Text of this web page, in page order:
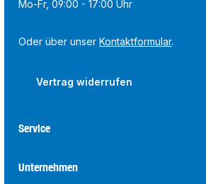
Mo-Fr, 09:00 - 17:00 Uhr
Oder über unserKontaktformular.
Vertrag widerrufen
Service
Unternehmen